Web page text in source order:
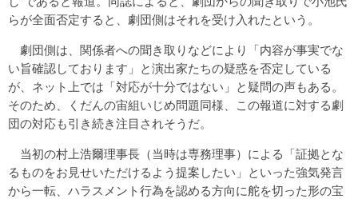
らが全面否定すると、劇団側はそれを受け入れたという。
劇団側は、関係者への聞き取りなどにより「内容が事実でな
い旨確認しております」と演出家たちの疑惑を否定している
が、ネット上では「対応が十分ではない」と疑問の声もある。
そのため、くだんの宙組いじめ問題同様、この報道に対する劇
団の対応も引き続き注目されそうだ。
当初の村上浩爾理事長（当時は専務理事）による「証拠とな
るものをお見せいただけるよう提案したい」といった強気発言
から一転、ハラスメント行為を認める方向に舵を切った形の宝